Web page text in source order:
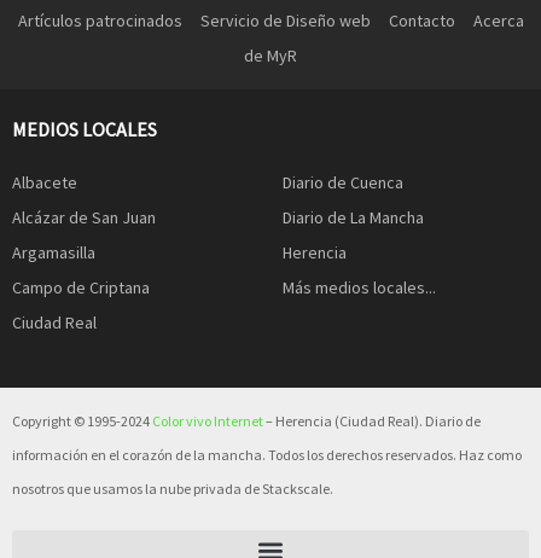
Artículos patrocinados Servicio de Diseño web Contacto
Acerca
de MyR
MEDIOS LOCALES
Albacete
Alcázar de San Juan
Argamasilla
Campo de Criptana
Ciudad Real
Diario de Cuenca
Diario de La Mancha
Herencia
Más medios locales...
Copyright © 1995-2024 Color vivo Internet– Herencia (Ciudad Real). Diario de
información en el corazón de la mancha. Todos los derechos reservados. Haz como
nosotros que usamos la nube privada de Stackscale.